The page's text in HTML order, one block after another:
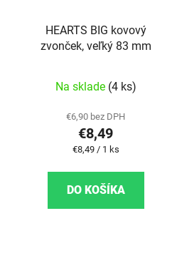
HEARTS BIG kovový
zvonček, veľký 83 mm
Na sklade (4 ks)
€6,90 bez DPH
€8,49
Jednotková cena:
€8,49 / 1 ks
DO KOŠÍKA